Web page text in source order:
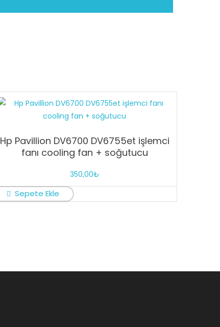
Hp Pavillion DV6700 DV6755et işlemci
fanı cooling fan + soğutucu
350,00₺
Sepete Ekle